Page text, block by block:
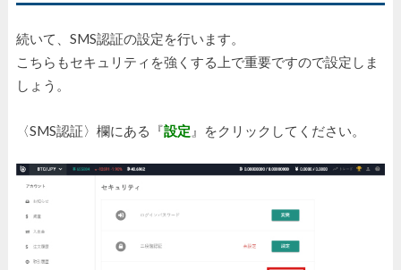
続いて、SMS認証の設定を行います。
こちらもセキュリティを強くする上で重要ですので設定しま
しょう。
〈SMS認証〉欄にある『設定 』をクリックしてください。